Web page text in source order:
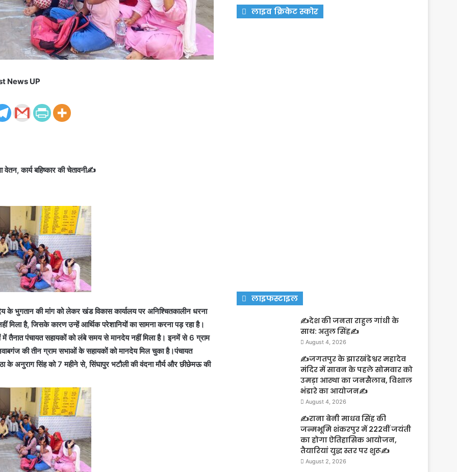
News UP
कार्य बहिष्कार की चेतावनी✍️
के भुगतान की मांग को लेकर खंड विकास कार्यालय पर अनिश्चितकालीन धरना
है, जिसके कारण उन्हें आर्थिक परेशानियों का सामना करना पड़ रहा है।
पंचायत सहायकों को लंबे समय से मानदेय नहीं मिला है। इनमें से 6 ग्राम
की तीन ग्राम सभाओं के सहायकों को मानदेय मिल चुका है।पंचायत
अनुराग सिंह को 7 महीने से, सिंघापुर भटौली की वंदना मौर्य और छीछेमऊ की
लाइव क्रिकेट स्कोर
लाइफस्टाइल
✍️देश की जनता राहुल गांधी के
साथ: अतुल सिंह✍️
August 4, 2026
✍️जगतपुर के झारखंडेश्वर महादेव
मंदिर में सावन के पहले सोमवार को
उमड़ा आस्था का जनसैलाब, विशाल
भंडारे का आयोजन✍️
August 4, 2026
✍️राना बेनी माधव सिंह की
जन्मभूमि शंकरपुर में 222वीं जयंती
का होगा ऐतिहासिक आयोजन,
तैयारियां युद्ध स्तर पर शुरू✍️
August 2, 2026